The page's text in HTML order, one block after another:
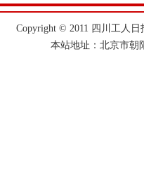
Copyright © 2011 四川工人
本站地址：北京市